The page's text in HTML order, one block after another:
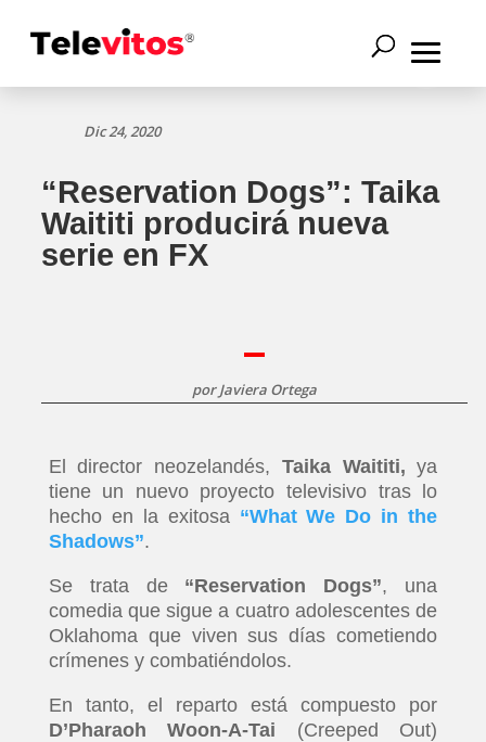
Dic 24, 2020
“Reservation Dogs”: Taika
Waititi producirá nueva
serie en FX
porJaviera Ortega
El director neozelandés, Taika Waititi, ya
tiene un nuevo proyecto televisivo tras lo
hecho en la exitosa “What We Do in the
Shadows”.
Se trata de “Reservation Dogs”, una
comedia que sigue a cuatro adolescentes de
Oklahoma que viven sus días cometiendo
crímenes y combatiéndolos.
En tanto, el reparto está compuesto por
D’Pharaoh Woon-A-Tai (Creeped Out)